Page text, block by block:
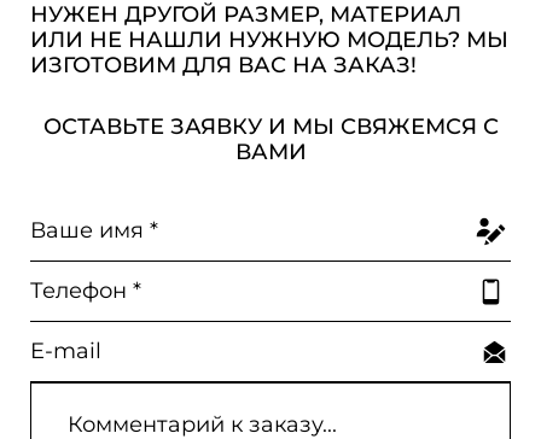
НУЖЕН ДРУГОЙ РАЗМЕР, МАТЕРИАЛ
ИЛИ НЕ НАШЛИ НУЖНУЮ МОДЕЛЬ? МЫ
ИЗГОТОВИМ ДЛЯ ВАС НА ЗАКАЗ!
ОСТАВЬТЕ ЗАЯВКУ И МЫ СВЯЖЕМСЯ С
ВАМИ